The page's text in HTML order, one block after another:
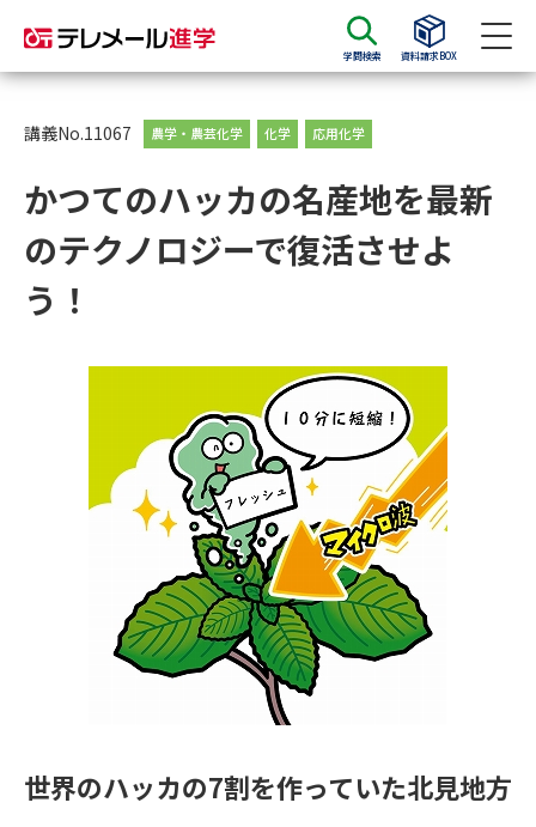
学問検索 資料請求BOX
資料請求 資料検索
大学・短大の資料種類から請求
大学パンフ
大学・短大以外の資料から請求
専門学校の資料請求 大学院の資料請求
留学・進学関連、塾・予備校
大学入学共通テスト「受験案
内」の請求
大学入学共通テスト「受験上の
高等学校卒業程度認定試験
高等学校（情報）教員資格認定
講義No.11067 農学・農芸化学 化学 応用化学
かつてのハッカの名産地を最新
のテクノロジーで復活させよ
う！
世界のハッカの7割を作っていた北見地方